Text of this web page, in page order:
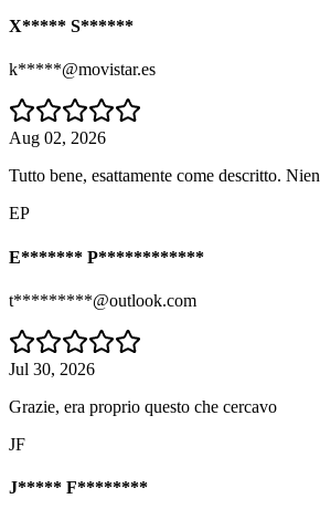
X***** S******
k*****@movistar.es
Aug 02, 2026
Tutto bene, esattamente come descritto.
EP
E******* P************
t*********@outlook.com
Jul 30, 2026
Grazie, era proprio questo che cercavo
JF
J***** F********